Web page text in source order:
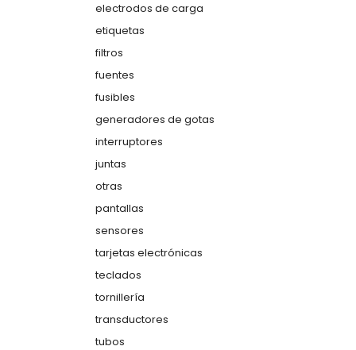
electrodos de carga
etiquetas
filtros
fuentes
fusibles
generadores de gotas
interruptores
juntas
otras
pantallas
sensores
tarjetas electrónicas
teclados
tornillería
transductores
tubos